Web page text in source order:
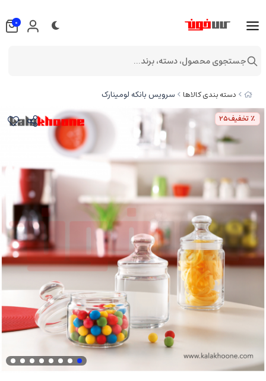
دسته بندی کالاها سرویس بانکه لومینارک
٪ تخفیف25
0
جستجوی محصول، دسته، برند...